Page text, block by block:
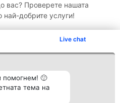
Live chat
помогнем! 🙂
тема на
вас? Проверете нашата
добрите услуги!